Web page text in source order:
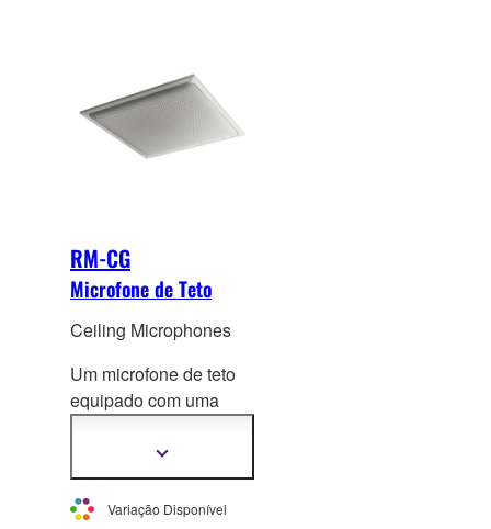
RM-CG
Microfone de Teto
Ceiling Microphones
Um microfone de teto
equipado com uma
processamen
sinal única que permite
comunicações de alta
Mostrar
Variação Disponível